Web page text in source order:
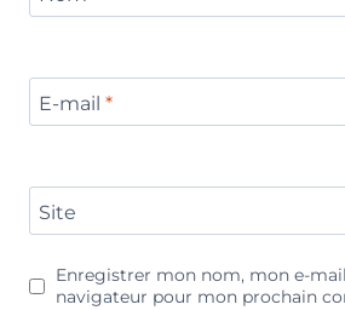
E-mail *
Site
Enregistrer mon nom, mon e-
navigateur pour mon prochain